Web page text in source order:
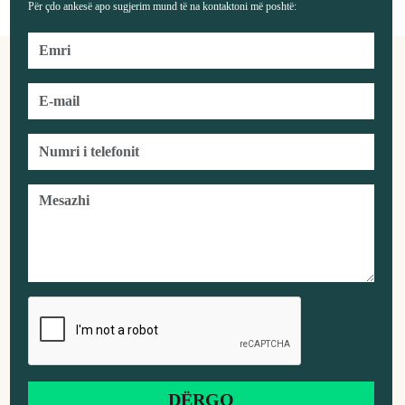
Për çdo ankesë apo sugjerim mund të na kontaktoni më poshtë: